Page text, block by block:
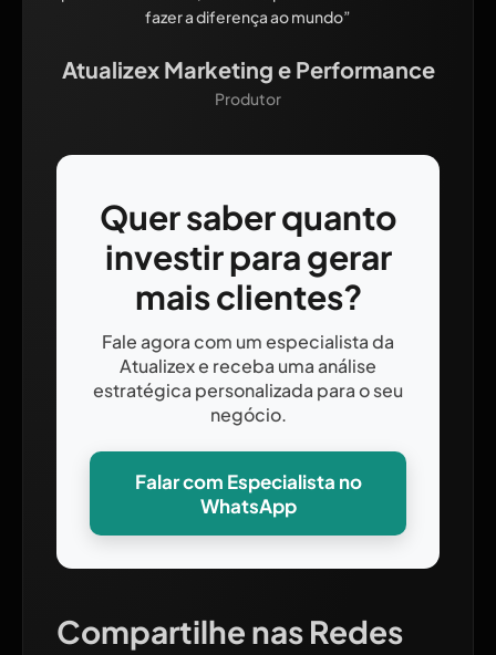
fazer a diferença ao mundo”
Atualizex Marketing e Performance
Produtor
Quer saber quanto
investir para gerar
mais clientes?
Fale agora com um especialista da
Atualizex e receba uma análise
estratégica personalizada para o seu
negócio.
Falar com Especialista no
WhatsApp
Compartilhe nas Redes